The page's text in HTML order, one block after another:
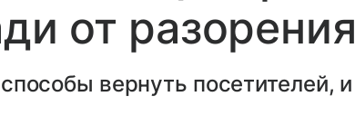
от разорения
вернуть посетителей, и